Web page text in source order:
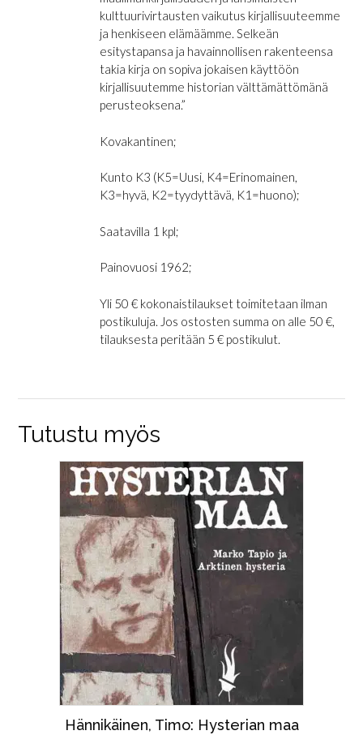
kulttuurivirtausten vaikutus kirjallisuuteemme
ja henkiseen elämäämme. Selkeän
esitystapansa ja havainnollisen rakenteensa
takia kirja on sopiva jokaisen käyttöön
kirjallisuutemme historian välttämättömänä
perusteoksena.”
Kovakantinen;
Kunto K3 (K5=Uusi, K4=Erinomainen,
K3=hyvä, K2=tyydyttävä, K1=huono);
Saatavilla 1 kpl;
Painovuosi 1962;
Yli 50 € kokonaistilaukset toimitetaan ilman
postikuluja. Jos ostosten summa on alle 50 €,
tilauksesta peritään 5 € postikulut.
Tutustu myös
Hännikäinen, Timo: Hysterian maa